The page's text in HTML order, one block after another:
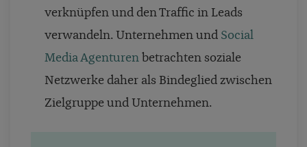
verknüpfen und den Traffic in Leads
verwandeln. Unternehmen und Social
Media Agenturen betrachten soziale
Netzwerke daher als Bindeglied zwischen
Zielgruppe und Unternehmen.